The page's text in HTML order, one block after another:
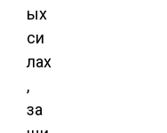
ых
си
лах
,
за